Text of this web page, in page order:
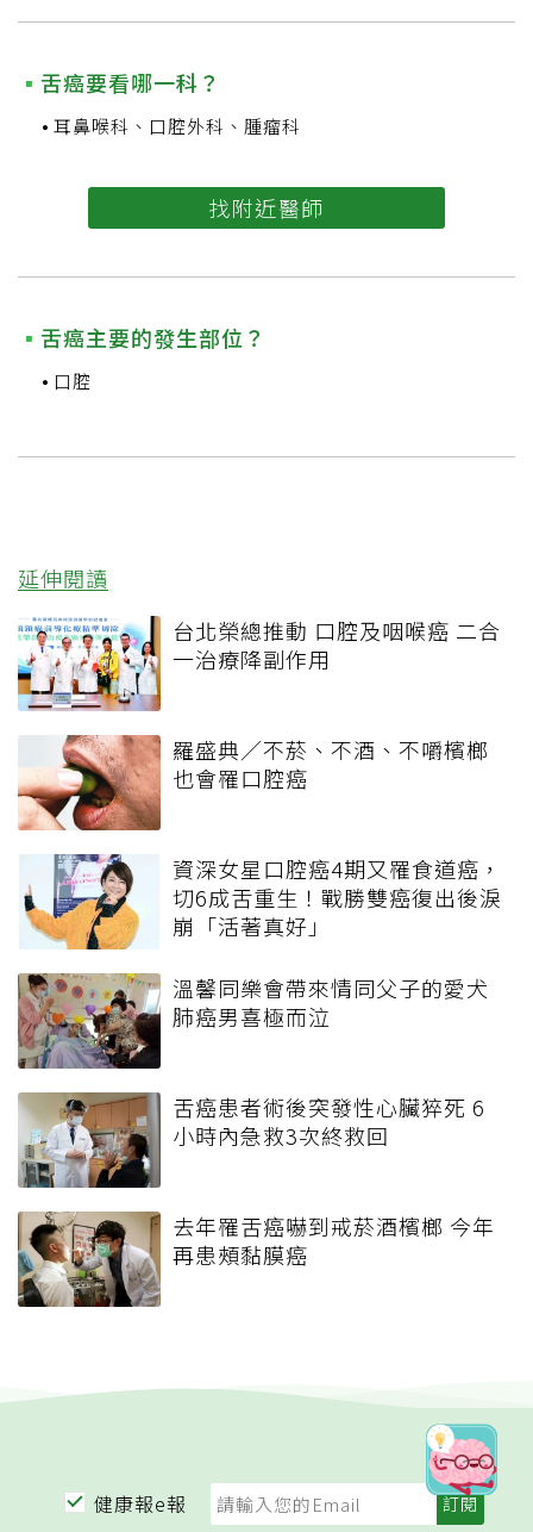
舌癌要看哪一科？
耳鼻喉科、口腔外科、腫瘤科
找附近醫師
舌癌主要的發生部位？
口腔
延伸閱讀
台北榮總推動 口腔及咽喉癌 二合
一治療降副作用
羅盛典／不菸、不酒、不嚼檳榔
也會罹口腔癌
資深女星口腔癌4期又罹食道癌，
切6成舌重生！戰勝雙癌復出後淚
崩「活著真好」
溫馨同樂會帶來情同父子的愛犬
肺癌男喜極而泣
舌癌患者術後突發性心臟猝死 6
小時內急救3次終救回
去年罹舌癌嚇到戒菸酒檳榔 今年
再患頰黏膜癌
健康報e報